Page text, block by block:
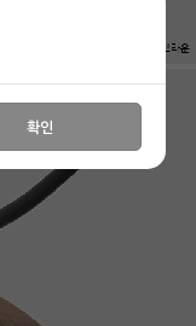
확인